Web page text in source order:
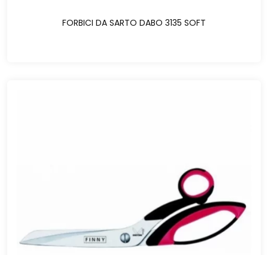
FORBICI DA SARTO DABO 3135 SOFT